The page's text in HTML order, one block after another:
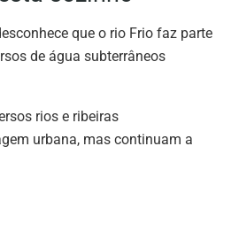
que o rio Frio faz parte
de água subterrâneos
rios e ribeiras
urbana, mas continuam a